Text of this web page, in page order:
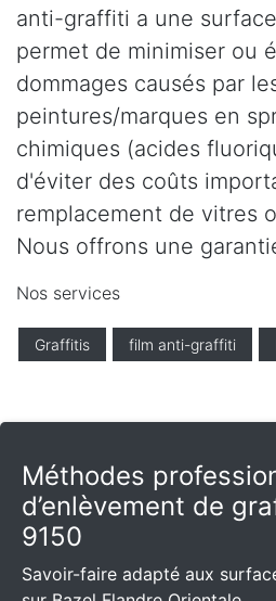
anti-graffiti a une
permet de minimiser ou
dommages causés par
peintures/marques en
chimiques (acides
d'éviter des coûts
remplacement de vitres
Nous offrons une
Nos services
Graffitis film anti-graffiti
Méthodes
d’enlèvement de
9150
Savoir-faire adapté aux